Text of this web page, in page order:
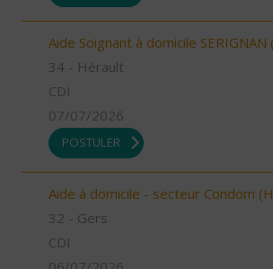
Aide Soignant à domicile SERIGNAN
34 - Hérault
CDI
07/07/2026
POSTULER
Aide à domicile - secteur Condom
32 - Gers
CDI